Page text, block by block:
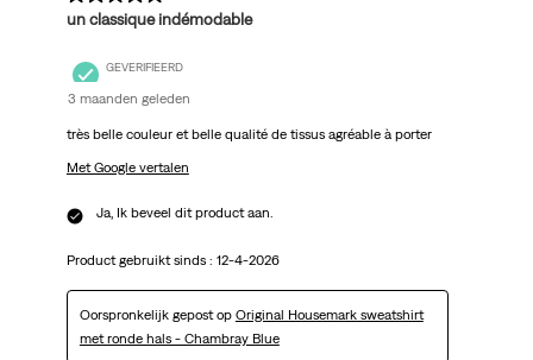
un classique indémodable
GEVERIFIEERD
3 maanden geleden
très belle couleur et belle qualité de tissus agréable à porter
Met Google vertalen
Ja, Ik beveel dit product aan.
Product gebruikt sinds : 12-4-2026
Oorspronkelijk gepost op Original Housemark sweatshirt
met ronde hals - Chambray Blue